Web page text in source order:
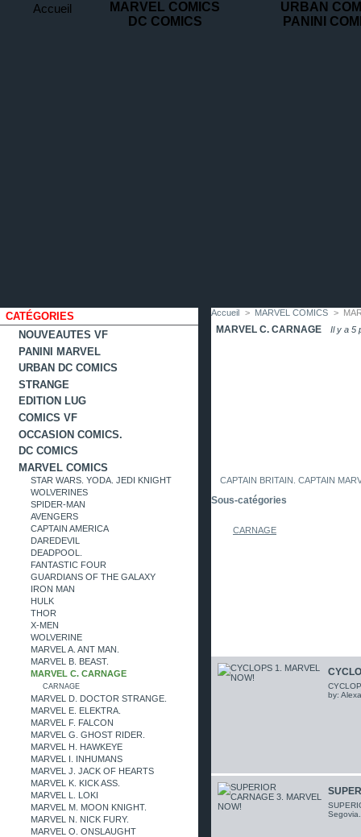
Accueil
MARVEL COMICS
DC COMICS
URBAN
PANINI
CATÉGORIES
NOUVEAUTES VF
PANINI MARVEL
URBAN DC COMICS
STRANGE
EDITION LUG
COMICS VF
OCCASION COMICS.
DC COMICS
MARVEL COMICS
STAR WARS. YODA. JEDI KNIGHT
WOLVERINES
SPIDER-MAN
AVENGERS
CAPTAIN AMERICA
DAREDEVIL
DEADPOOL.
FANTASTIC FOUR
GUARDIANS OF THE GALAXY
IRON MAN
HULK
THOR
X-MEN
WOLVERINE
MARVEL A. ANT MAN.
MARVEL B. BEAST.
MARVEL C. CARNAGE
CARNAGE
MARVEL D. DOCTOR STRANGE.
MARVEL E. ELEKTRA.
MARVEL F. FALCON
MARVEL G. GHOST RIDER.
MARVEL H. HAWKEYE
MARVEL I. INHUMANS
MARVEL J. JACK OF HEARTS
MARVEL K. KICK ASS.
MARVEL L. LOKI
MARVEL M. MOON KNIGHT.
MARVEL N. NICK FURY.
MARVEL O. ONSLAUGHT
Accueil > MARVEL COMICS >
MARVEL C. CARNAGE Il y a 5
CAPTAIN BRITAIN. CAPTAIN
Sous-catégories
CARNAGE
by: